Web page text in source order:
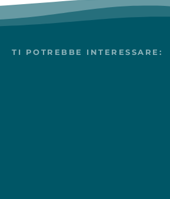
TI POTREBBE INTERESSARE: